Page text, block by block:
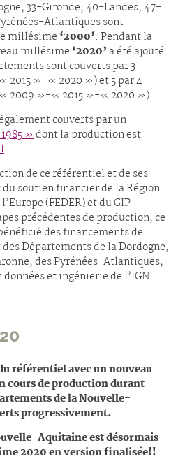
33-Gironde, 40-Landes, 47-
Atlantiques sont
millésime ‘2000’. Pendant la
millésime ‘2020’ a été ajouté.
sont couverts par 3
»-« 2020 ») et 5 par 4
2009 »-« 2015 »-« 2020 »).
couverts par un
»dont la production est
.
de ce référentiel et de ses
soutien financier de la Région
(FEDER) et du GIP
précédentes de production, ce
des financements de
Départements de la Dordogne,
des Pyrénées-Atlantiques,
et ingénierie de l’IGN.
référentiel avec un nouveau
cours de production durant
de la Nouvelle-
progressivement.
Aquitaine est désormais
2020 en version finalisée!!